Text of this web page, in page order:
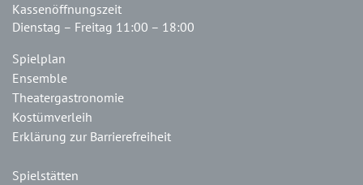
Kassenöffnungszeit
Dienstag – Freitag 11:00 – 18:00
Spielplan
Ensemble
Theatergastronomie
Kostümverleih
Erklärung zur Barrierefreiheit
Spielstätten